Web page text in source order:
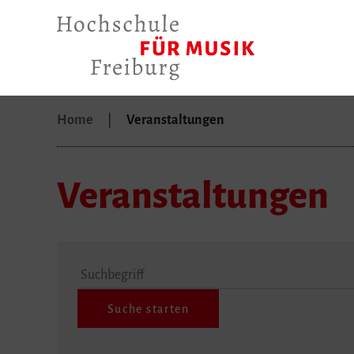
Home Veranstaltungen
Veranstaltungen
Suchbegriff